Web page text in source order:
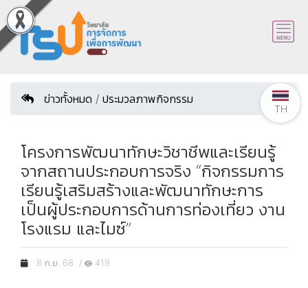
ข่าวทั้งหมด / ประมวลภาพกิจกรรม
โครงการพัฒนาทักษะวิชาชีพและเรียนรู้
จากสถานประกอบการจริง “กิจกรรมการ
เรียนรู้เสริมสร้างและพัฒนาทักษะการ
เป็นผู้ประกอบการด้านการท่องเที่ยว งาน
โรงแรม และไมซ์”
8 ก.ย. 68 / 419
TH